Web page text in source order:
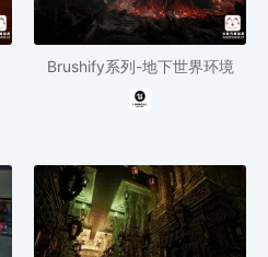
Brushify系列-地下世界环境